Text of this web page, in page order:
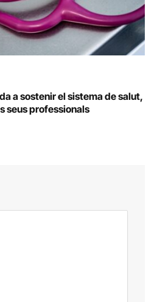
a sostenir el sistema de salut,
seus professionals